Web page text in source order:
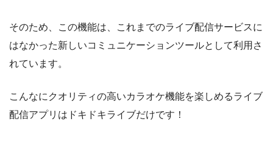
そのため、この機能は、これまでのライブ配信サービスに
はなかった新しいコミュニケーションツールとして利用さ
れています。
こんなにクオリティの高いカラオケ機能を楽しめるライブ
配信アプリはドキドキライブだけです！